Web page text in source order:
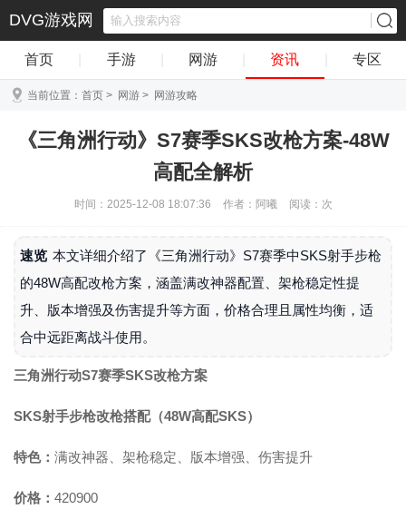
DVG游戏网
首页 手游 网游 资讯 专区
当前位置： 首页 > 网游 > 网游攻略
《三角洲行动》S7赛季SKS改枪方案-48W
高配全解析
时间：2025-12-08 18:07:36 作者：阿曦 阅读： 次
速览 本文详细介绍了《三角洲行动》S7赛季中SKS射手步枪
的48W高配改枪方案，涵盖满改神器配置、架枪稳定性提
升、版本增强及伤害提升等方面，价格合理且属性均衡，适
合中远距离战斗使用。
三角洲行动S7赛季SKS改枪方案
SKS射手步枪改枪搭配（48W高配SKS）
特色： 满改神器、架枪稳定、版本增强、伤害提升
价格： 420900